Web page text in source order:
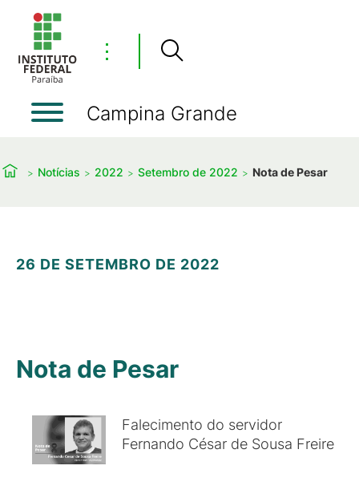
⋮
Campina Grande
Notícias 2022 Setembro de 2022 Nota de Pesar
26 DE SETEMBRO DE 2022
Nota de Pesar
Falecimento do servidor
Fernando César de Sousa Freire